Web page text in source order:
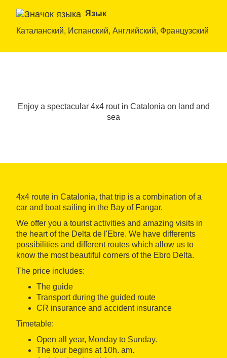
Язык
Каталанский, Испанский, Английский, Французский
Enjoy a spectacular 4x4 rout in Catalonia on land and
sea
4x4 route in Catalonia, that trip is a combination of a
car and boat sailing in the Bay of Fangar.
We offer you a tourist activities and amazing visits in
the heart of the Delta de l'Ebre. We have differents
possibilities and different routes which allow us to
know the most beautiful corners of the Ebro Delta.
The price includes:
The guide
Transport during the guided route
CR insurance and accident insurance
Timetable:
Open all year, Monday to Sunday.
The tour begins at 10h. am.